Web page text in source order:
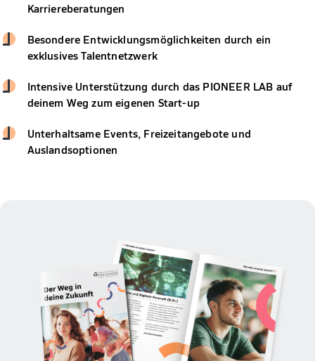
Karriereberatungen
Besondere Entwicklungsmöglichkeiten durch ein
exklusives Talentnetzwerk
Intensive Unterstützung durch das PIONEER LAB auf
deinem Weg zum eigenen Start-up
Unterhaltsame Events, Freizeitangebote und
Auslandsoptionen